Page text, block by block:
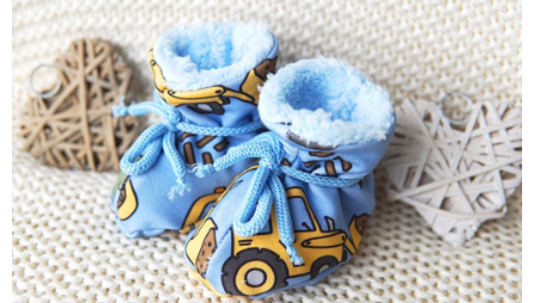
POUKAZY
KONTAKTY
HODNOCENÍ OBCHODU
Kontakty Proč AMÁLKA?
Doprava a platba
Tabulka velikostí
Postup pro vrácení a výměnu
Velkoobchod
Obchodní podmínky